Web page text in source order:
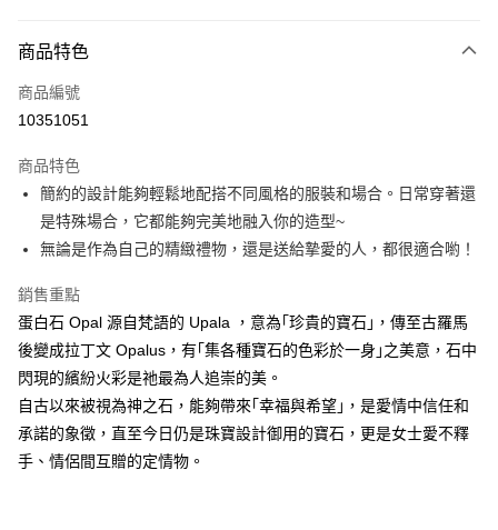
信用卡一次付款
超商取貨付款
Apple Pay
街口支付
ATM付款
全家取貨付款
每筆NT$80，滿NT$3,000(含以上)免運費
7-11取貨付款
商品特色
商品編號
10351051
商品特色
簡約的設計能夠輕鬆地配搭不同風格的服裝和場合。日常穿著還
是特殊場合，它都能夠完美地融入你的造型~
無論是作為自己的精緻禮物，還是送給摯愛的人，都很適合喲！
銷售重點
蛋白石 Opal 源自梵語的 Upala ，意為｢珍貴的寶石｣，傳至古羅馬
後變成拉丁文 Opalus，有｢集各種寶石的色彩於一身｣之美意，石中
閃現的繽紛火彩是祂最為人追崇的美。
自古以來被視為神之石，能夠帶來｢幸福與希望｣，是愛情中信任和
承諾的象徵，直至今日仍是珠寶設計御用的寶石，更是女士愛不釋
手、情侶間互贈的定情物。